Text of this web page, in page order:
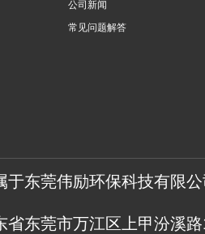
公司新闻
常见问题解答
于东莞伟励环保科技有限
省东莞市万江区上甲汾溪